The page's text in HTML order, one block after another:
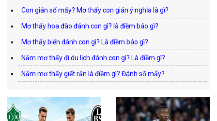
Con gián số mấy? Mơ thấy con gián ý nghĩa là gì?
Mơ thấy hoa đào đánh con gì? là điềm báo gì?
Mơ thấy biển đánh con gì? Là điềm báo gì?
Nằm mơ thấy đi du lịch đánh con gì? Là điềm gì?
Nằm mơ thấy giết rắn là điềm gì? Đánh số mấy?